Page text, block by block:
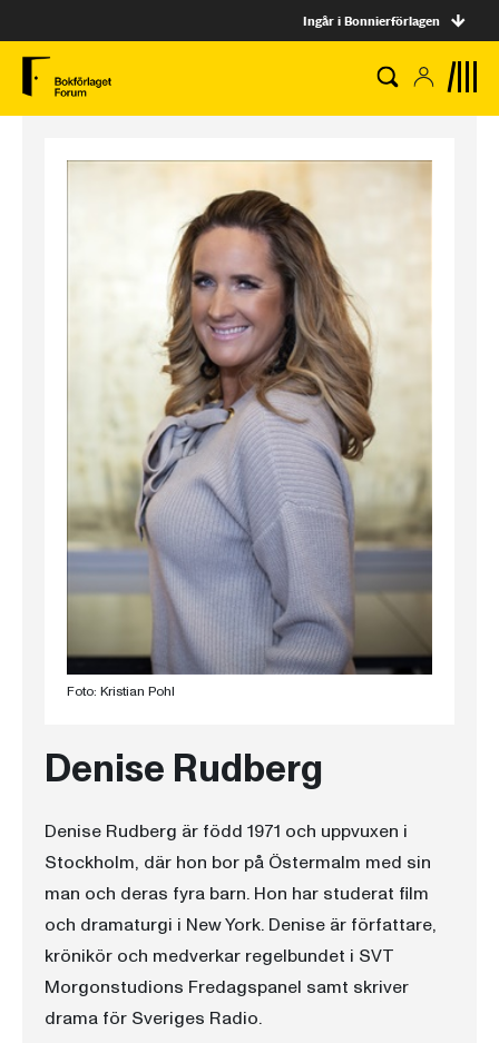
Ingår i Bonnierförlagen
Foto: Kristian Pohl
Denise Rudberg
Denise Rudberg är född 1971 och uppvuxen i
Stockholm, där hon bor på Östermalm med sin
man och deras fyra barn. Hon har studerat film
och dramaturgi i New York. Denise är författare,
krönikör och medverkar regelbundet i SVT
Morgonstudions Fredagspanel samt skriver
drama för Sveriges Radio.